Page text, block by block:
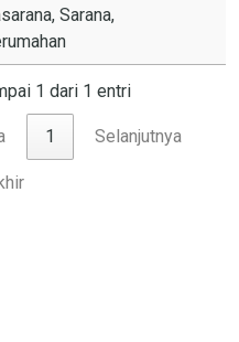
Sarana,
1 dari 1 entri
1 Selanjutnya